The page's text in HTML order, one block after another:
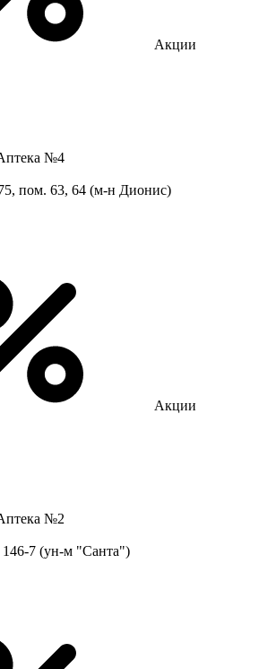
Акции
№4
пом. 63, 64 (м-н Дионис)
Акции
№2
146-7 (ун-м "Санта")